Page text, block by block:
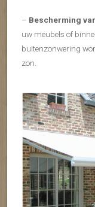
– Bescherming
uw meubels of
buitenzonwering
zon.